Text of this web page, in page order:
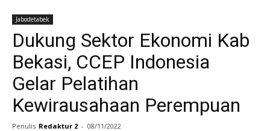
Jabodetabek
Dukung Sektor Ekonomi Kab
Bekasi, CCEP Indonesia
Gelar Pelatihan
Kewirausahaan Perempuan
Penulis Redaktur 2 - 08/11/2022